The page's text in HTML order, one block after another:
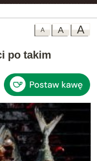
A
A
A
po takim